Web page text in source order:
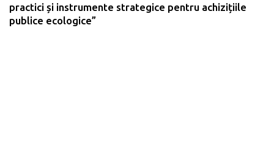
practici și instrumente strategice pentru achizițiile
publice ecologice”